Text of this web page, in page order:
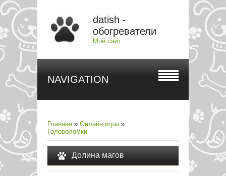
datish -
обогреватели
Мой сайт
NAVIGATION
Главная » Онлайн игры »
Головоломки
Долина магов